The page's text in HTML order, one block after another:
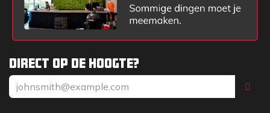
REC RRD1 probleemloos binnen én buiten worden
gebruikt. Vuil, stof en natte weersomstandigheden
kunnen de twee apparaten niet beschadigen. De
een display, heeft akoestische doelgeleiding en kan
snel en gemakkelijk aan een baak worden
bevestigd met de klem RRD1
Direct op de hoogte?